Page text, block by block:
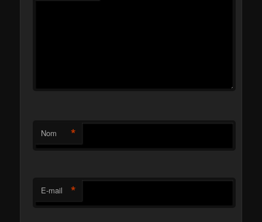
Nom *
E-mail *